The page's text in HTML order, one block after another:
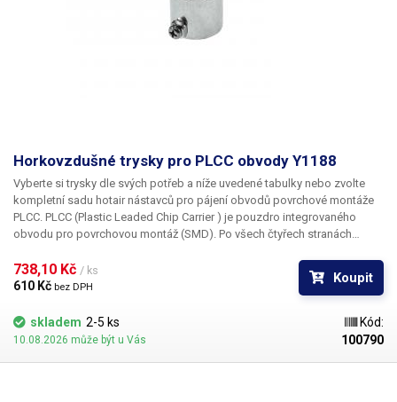
Horkovzdušné trysky pro PLCC obvody Y1188
Vyberte si trysky dle svých potřeb a níže uvedené tabulky nebo zvolte
kompletní sadu hotair nástavců pro pájení obvodů povrchové montáže
PLCC. PLCC (Plastic Leaded Chip Carrier ) je pouzdro integrovaného
obvodu pro povrchovou montáž (SMD). Po všech čtyřech stranách
patice nebo přímé letování na plošný spoj. Tryska Y1188 je určena pro
pouzdro PLCC o rozměru 9 x 9 mm
738,10 Kč / ks
610 Kč bez DPH
Koupit
skladem 2-5 ks
10.08.2026 může být u Vás
Kód:
100790